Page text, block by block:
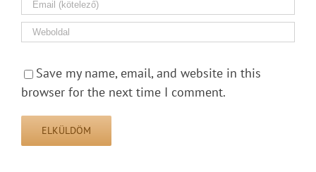
Save my name, email, and website in this
browser for the next time I comment.